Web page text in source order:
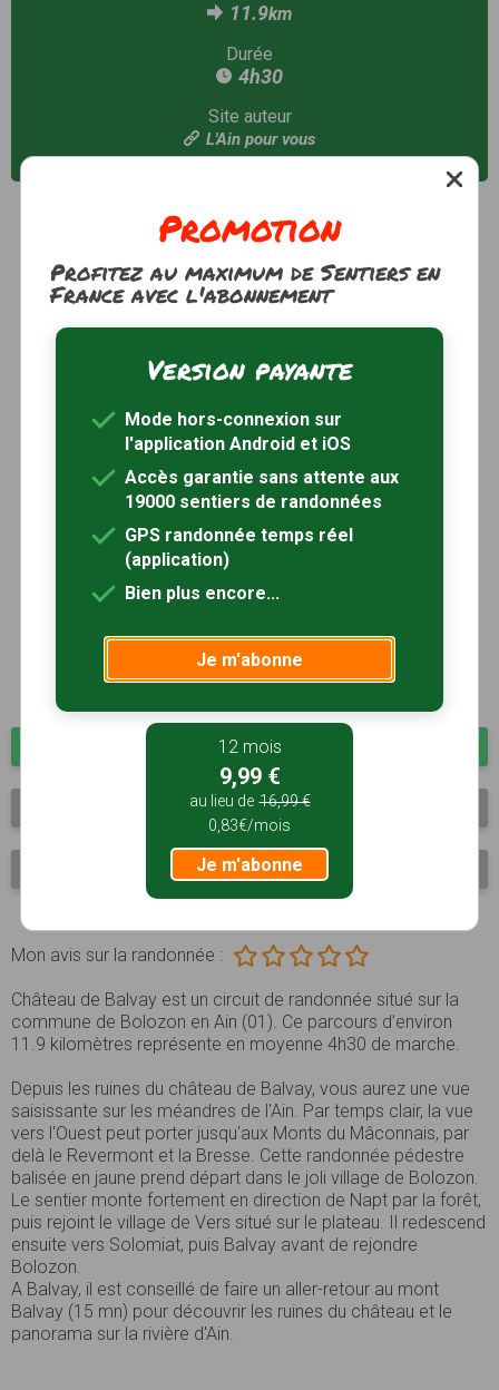
11.9km
Durée
4h30
Site auteur
L'Ain pour vous
Ajouter aux favoris
Navigation GPS
Mode hors-ligne
Mon avis sur la randonnée :
Château de Balvay est un circuit de randonnée situé sur la
commune de Bolozon en Ain (01). Ce parcours d’environ
11.9 kilomètres représente en moyenne 4h30 de marche.
Depuis les ruines du château de Balvay, vous aurez une vue
saisissante sur les méandres de l'Ain. Par temps clair, la vue
vers l'Ouest peut porter jusqu'aux Monts du Mâconnais, par
delà le Revermont et la Bresse. Cette randonnée pédestre
balisée en jaune prend départ dans le joli village de Bolozon.
Le sentier monte fortement en direction de Napt par la forêt,
puis rejoint le village de Vers situé sur le plateau. Il redescend
ensuite vers Solomiat, puis Balvay avant de rejondre
Bolozon.
A Balvay, il est conseillé de faire un aller-retour au mont
Balvay (15 mn) pour découvrir les ruines du château et le
panorama sur la rivière d'Ain.
Promotion
Profitez au maximum de Sentiers en
France avec l'abonnement
Version payante
Mode hors-connexion sur
l'application Android et iOS
Accès garantie sans attente aux
19000 sentiers de randonnées
GPS randonnée temps réel
(application)
Bien plus encore...
Je m'abonne
12 mois
9,99 €
au lieu de 16,99 €
0,83€/mois
Je m'abonne